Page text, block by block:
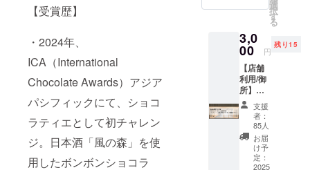
【受賞歴】
・2024年、
ICA（International
Chocolate Awards）アジア
パシフィックにて、ショコ
ラティエとして初チャレン
ジ。日本酒「風の森」を使
用したボンボンショコラ
大豆・
ナナ・
オレン
ジ
を使用
したガ
トー
ショコ
ラ ⑤ア
マゾン
バニラ
のアマ
ンド
ショコ
送方
ピー
ル、ジ
ン
ジャー
ピー
ル、
ピー
カン
ナッツ
ショコ
ラ、ボ
ンボン
ラと癒
しの
缶の
セット
（内
容）
①〝Sa
ke
japonai
Kazeno
mori〟
日本酒
〝風の
選
択
す
る
3,0
00 円
残り15
【店舗
利用/御
所】奈
良県御
所市の
店舗
「Tatsu
nori
Sato」
で使用
支援
者：
85人
お届
け予
定：
2025